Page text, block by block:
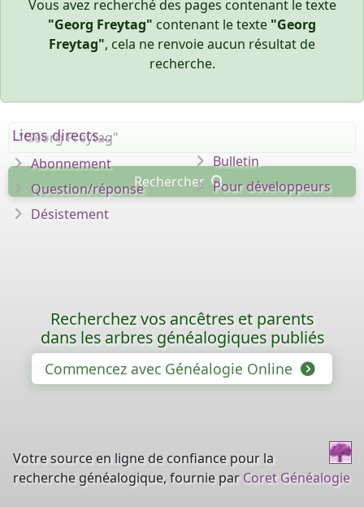
Vous avez recherché des pages contenant le texte
"Georg Freytag" contenant le texte "Georg
Freytag", cela ne renvoie aucun résultat de
recherche.
Rechercher
Liens directs...
Abonnement
Question/réponse
Désistement
Bulletin
Pour développeurs
Recherchez vos ancêtres et parents
dans les arbres généalogiques publiés
Commencez avec Généalogie Online
Votre source en ligne de confiance pour la
recherche généalogique, fournie par Coret Généalogie